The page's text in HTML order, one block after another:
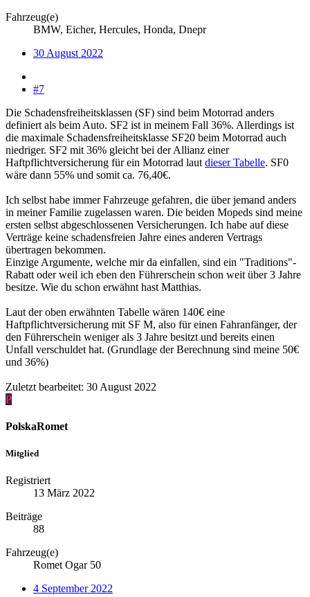
Fahrzeug(e)
BMW, Eicher, Hercules, Honda, Dnepr
30 August 2022
#7
Die Schadensfreiheitsklassen (SF) sind beim Motorrad anders
definiert als beim Auto. SF2 ist in meinem Fall 36%. Allerdings ist
die maximale Schadensfreiheitsklasse SF20 beim Motorrad auch
niedriger. SF2 mit 36% gleicht bei der Allianz einer
Haftpflichtversicherung für ein Motorrad laut dieser Tabelle. SF0
wäre dann 55% und somit ca. 76,40€.
Ich selbst habe immer Fahrzeuge gefahren, die über jemand anders
in meiner Familie zugelassen waren. Die beiden Mopeds sind meine
ersten selbst abgeschlossenen Versicherungen. Ich habe auf diese
Verträge keine schadensfreien Jahre eines anderen Vertrags
übertragen bekommen.
Einzige Argumente, welche mir da einfallen, sind ein "Traditions"-
Rabatt oder weil ich eben den Führerschein schon weit über 3 Jahre
besitze. Wie du schon erwähnt hast Matthias.
Laut der oben erwähnten Tabelle wären 140€ eine
Haftpflichtversicherung mit SF M, also für einen Fahranfänger, der
den Führerschein weniger als 3 Jahre besitzt und bereits einen
Unfall verschuldet hat. (Grundlage der Berechnung sind meine 50€
und 36%)
Zuletzt bearbeitet: 30 August 2022
P
PolskaRomet
Mitglied
Registriert
13 März 2022
Beiträge
88
Fahrzeug(e)
Romet Ogar 50
4 September 2022